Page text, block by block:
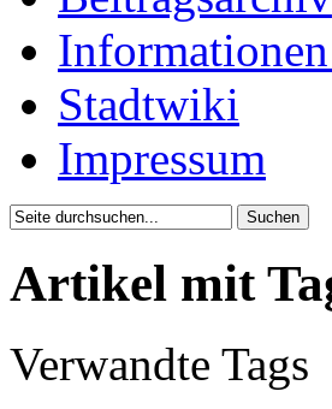
Stadtwiki
Impressum
Artikel mit
Verwandte Tags